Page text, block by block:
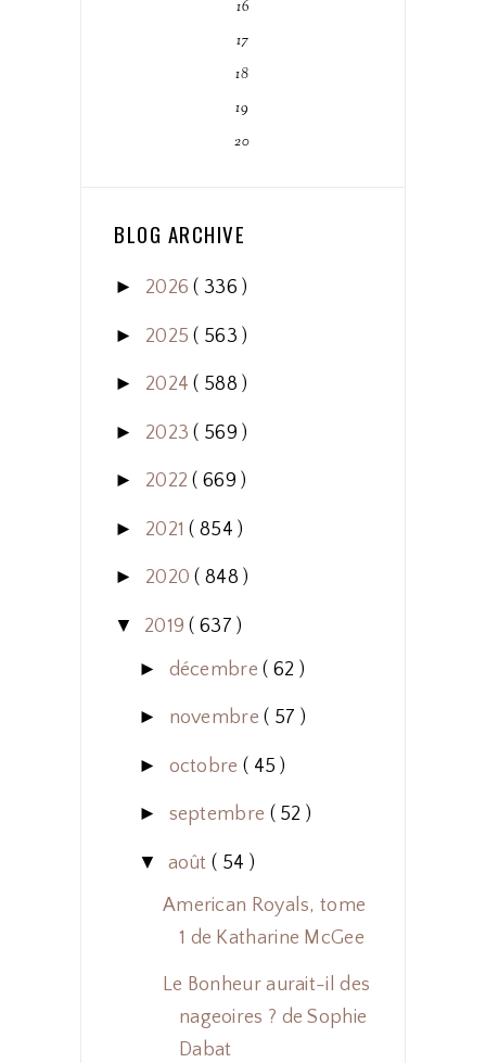
16
17
18
19
20
BLOG ARCHIVE
► 2026( 336 )
► 2025( 563 )
► 2024( 588 )
► 2023( 569 )
► 2022( 669 )
► 2021( 854 )
► 2020( 848 )
▼ 2019( 637 )
► décembre( 62 )
► novembre( 57 )
► octobre ( 45 )
► septembre ( 52 )
▼ août( 54 )
American Royals, tome
1 de Katharine McGee
Le Bonheur aurait-il des
nageoires ? de Sophie
Dabat